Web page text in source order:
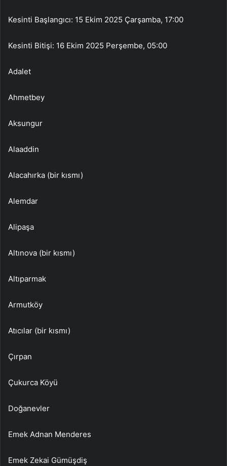
Kesinti Başlangıcı: 15 Ekim 2025 Çarşamba, 17:00
Kesinti Bitişi: 16 Ekim 2025 Perşembe, 05:00
Adalet
Ahmetbey
Aksungur
Alaaddin
Alacahırka (bir kısmı)
Alemdar
Alipaşa
Altınova (bir kısmı)
Altıparmak
Armutköy
Atıcılar (bir kısmı)
Çırpan
Çukurca Köyü
Doğanevler
Emek Adnan Menderes
Emek Zekai Gümüşdiş